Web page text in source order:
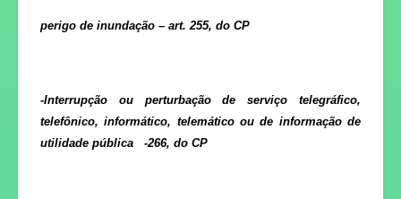
perigo de inundação – art. 255, do CP
-Interrupção ou perturbação de serviço telegráfico,
telefônico, informático, telemático ou de informação de
utilidade pública
-266, do CP